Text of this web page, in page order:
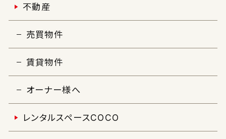
不動産
売買物件
賃貸物件
オーナー様へ
レンタルスペースCOCO